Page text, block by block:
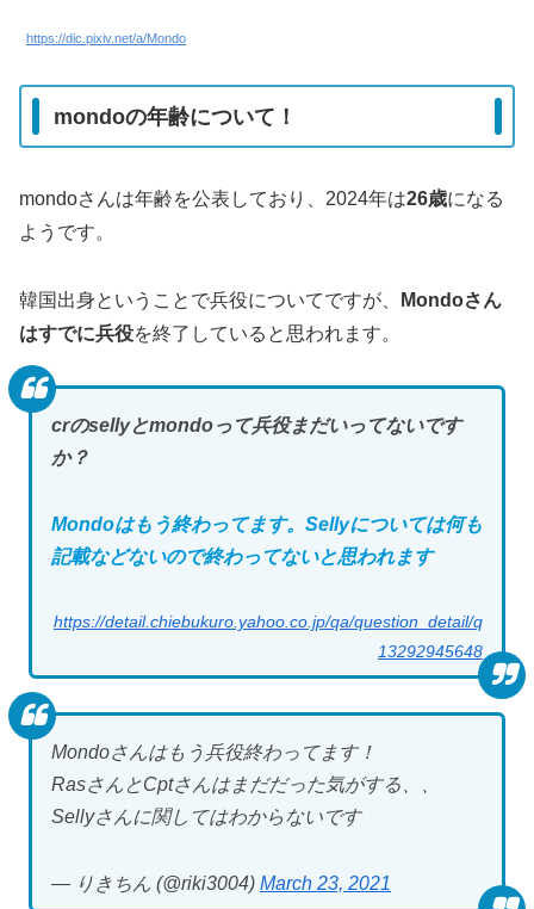
https://dic.pixiv.net/a/Mondo
mondoの年齢について！
mondoさんは年齢を公表しており、2024年は26歳になる
ようです。
韓国出身ということで兵役についてですが、
Mondoさん
はすでに兵役を終了していると思われます。
crのsellyとmondoって兵役まだいってないです
か？
Mondoはもう終わってます。Sellyについては何も
記載などないので終わってないと思われます
https://detail.chiebukuro.yahoo.co.jp/qa/question_detail/q
13292945648
Mondoさんはもう兵役終わってます！
RasさんとCptさんはまだだった気がする、、
Sellyさんに関してはわからないです
— りきちん (@riki3004) March 23, 2021